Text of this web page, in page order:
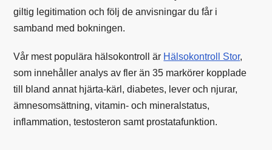
giltig legitimation och följ de anvisningar du får i
samband med bokningen.
Vår mest populära hälsokontroll är Hälsokontroll Stor,
som innehåller analys av fler än 35 markörer kopplade
till bland annat hjärta-kärl, diabetes, lever och njurar,
ämnesomsättning, vitamin- och mineralstatus,
inflammation, testosteron samt prostatafunktion.